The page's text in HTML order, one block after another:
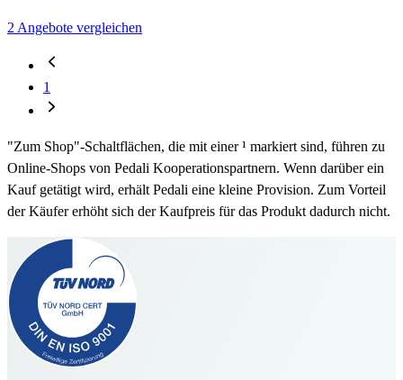
2 Angebote vergleichen
1
"Zum Shop"-Schaltflächen, die mit einer ¹ markiert sind, führen zu
Online-Shops von Pedali Kooperationspartnern. Wenn darüber ein
Kauf getätigt wird, erhält Pedali eine kleine Provision. Zum Vorteil
der Käufer erhöht sich der Kaufpreis für das Produkt dadurch nicht.